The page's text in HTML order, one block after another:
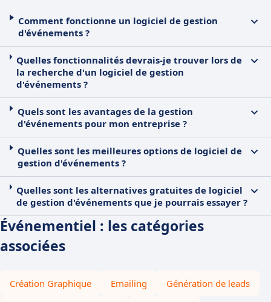
Comment fonctionne un logiciel de gestion
d'événements ?
Quelles fonctionnalités devrais-je trouver lors de
la recherche d'un logiciel de gestion
d'événements ?
Quels sont les avantages de la gestion
d'événements pour mon entreprise ?
Quelles sont les meilleures options de logiciel de
gestion d'événements ?
Quelles sont les alternatives gratuites de logiciel
de gestion d'événements que je pourrais essayer ?
Événementiel : les catégories
associées
Création Graphique Emailing Génération de leads